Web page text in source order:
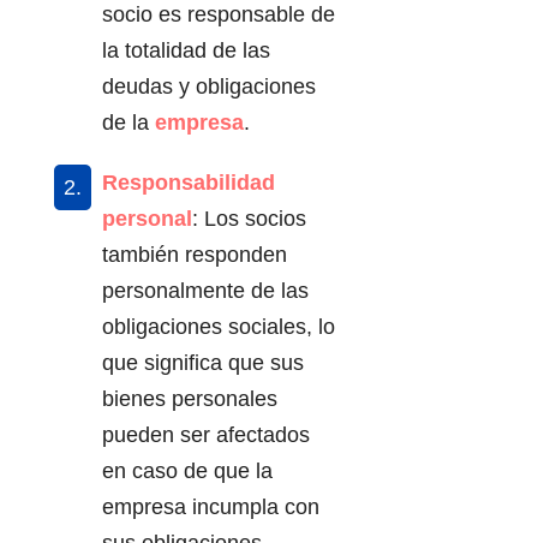
socio es responsable de
la totalidad de las
deudas y obligaciones
de la empresa.
Responsabilidad
personal: Los socios
también responden
personalmente de las
obligaciones sociales, lo
que significa que sus
bienes personales
pueden ser afectados
en caso de que la
empresa incumpla con